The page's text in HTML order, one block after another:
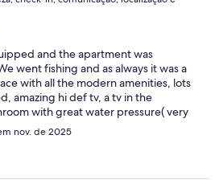
and the apartment was
went fishing and as always it was a
with all the modern amenities, lots
amazing hi def tv, a tv in the
with great water pressure( very
and best of all an amazing host who
was super nice. I would recommend
we can't wait to go back!
nov. de 2025